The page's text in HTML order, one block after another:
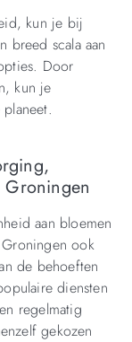
kun je bij
breed scala aan
Door
kun je
aan bloemen
ook
de behoeften
diensten
regelmatig
gekozen